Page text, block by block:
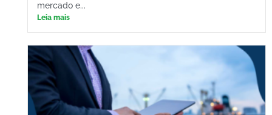
mercado e...
Leia mais